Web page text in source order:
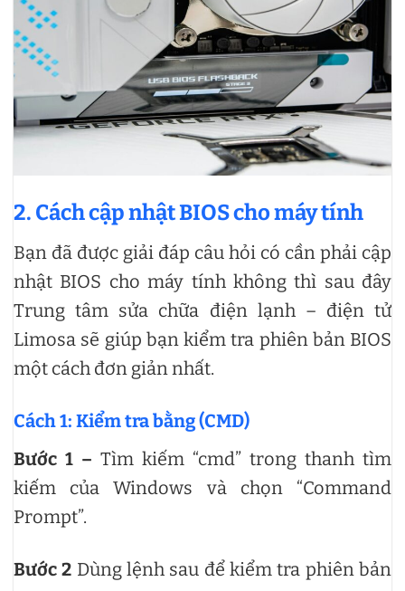
2. Cách cập nhật BIOS cho máy tính
Bạn đã được giải đáp câu hỏi có cần phải cập
nhật BIOS cho máy tính không thì sau đây
Trung tâm sửa chữa điện lạnh – điện tử
Limosa sẽ giúp bạn kiểm tra phiên bản BIOS
một cách đơn giản nhất.
Cách 1: Kiểm tra bằng (CMD)
Bước 1 – Tìm kiếm “cmd” trong thanh tìm
kiếm của Windows và chọn “Command
Prompt”.
Bước 2 Dùng lệnh sau để kiểm tra phiên bản